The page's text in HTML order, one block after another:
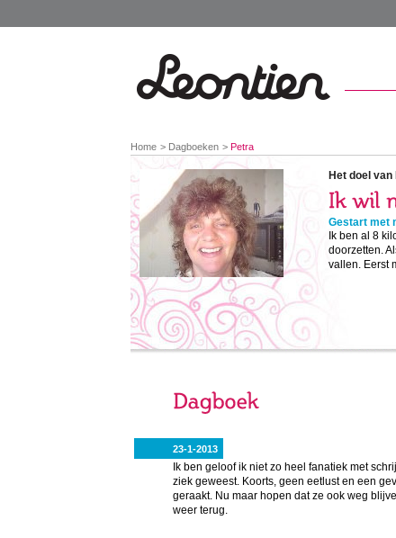
You
are
Home Dagboeken Petra
Het doel van
Gestart met
Ik ben al 8
doorzetten.
vallen. Eerst
23-1-2013
Ik ben geloof ik niet zo heel fanatiek met
ziek geweest. Koorts, geen eetlust en een
geraakt. Nu maar hopen dat ze ook weg
weer terug.